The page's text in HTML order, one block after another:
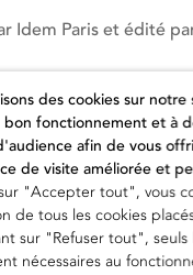
Idem Paris et édité
des cookies sur
bon fonctionnement et à
afin de vous
de visite améliorée et
"Accepter tout", vous
de tous les cookies
sur "Refuser tout", seuls
nécessaires au